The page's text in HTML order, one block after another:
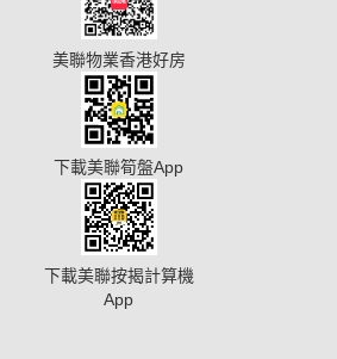
美聯物業香港好房
下載美聯筍盤App
下載美聯按揭計算機
App